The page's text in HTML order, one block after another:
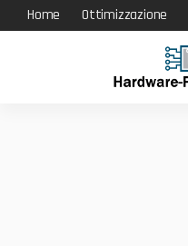
Home Ottimizzazione